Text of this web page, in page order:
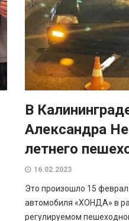
В
Александра
летнего
16.02.2023
Это произошло 15
автомобиля «ХОНДА» в
регулируемом